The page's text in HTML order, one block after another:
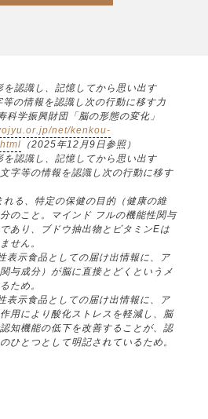
認識し、記憶してから思い出す
の情報を認識し次の行動に移す力
学振興財団「脳の形態の変化」
net/kenkou-
（2025年12月9日参照）
認識し、記憶してから思い出す
字等の情報を認識し次の行動に移す
る、特定の保健の目的（健康の維
のこと。マインド フルの機能性関与
あり、ブドウ抽出物とビタミンEは
せん。
表示食品としての届け出情報に、ア
与成分）が脳に直接とどくというメ
ため。
表示食品としての届け出情報に、ア
用により酸化ストレスを軽減し、脳
知機能の低下を改善することが、認
ひとつとして明記されているため。